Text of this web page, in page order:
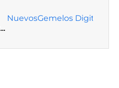
Levantamiento con dron en La Pintana: licitación adjudicada para actualizar ciclovías e iluminación comunal
NuevosGemelos Digitales y